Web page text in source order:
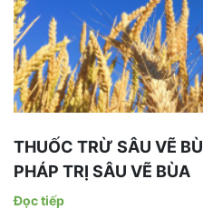
THUỐC TRỪ SÂU VẼ
PHÁP TRỊ SÂU VẼ BÙA
Đọc tiếp